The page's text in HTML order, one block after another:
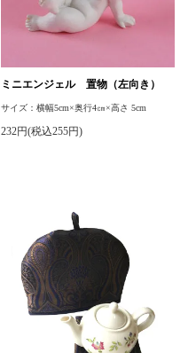
ミニエンジェル 置物（左向き）
サイズ：横幅5cm×奥行4㎝×高さ 5cm
232円(税込255円)